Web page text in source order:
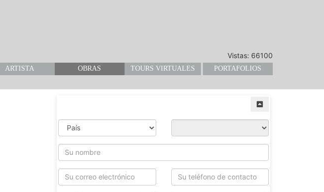
Vistas: 66100
ARTISTA OBRAS TOURS VIRTUALES PORTAFOLIOS